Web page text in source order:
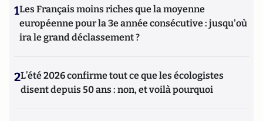
1Les Français moins riches que la moyenne
européenne pour la 3e année consécutive : jusqu'où
ira le grand déclassement ?
2L’été 2026 confirme tout ce que les écologistes
disent depuis 50 ans : non, et voilà pourquoi